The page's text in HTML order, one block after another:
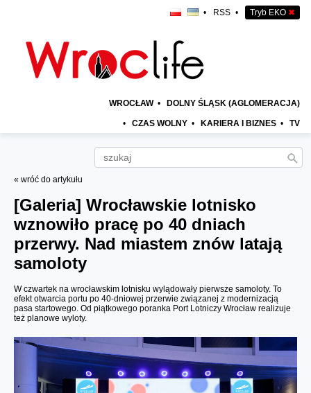
• RSS • Tryb EKO ✖
WROCŁAW • DOLNY ŚLĄSK (AGLOMERACJA)
• CZAS WOLNY • KARIERA I BIZNES • TV
« wróć do artykułu
[Galeria] Wrocławskie lotnisko
wznowiło pracę po 40 dniach
przerwy. Nad miastem znów latają
samoloty
W czwartek na wrocławskim lotnisku wylądowały pierwsze samoloty. To
efekt otwarcia portu po 40-dniowej przerwie związanej z modernizacją
pasa startowego. Od piątkowego poranka Port Lotniczy Wrocław realizuje
też planowe wyloty.